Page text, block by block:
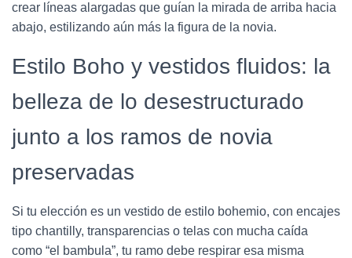
crear líneas alargadas que guían la mirada de arriba hacia
abajo, estilizando aún más la figura de la novia.
Estilo Boho y vestidos fluidos: la
belleza de lo desestructurado
junto a los ramos de novia
preservadas
Si tu elección es un vestido de estilo bohemio, con encajes
tipo chantilly, transparencias o telas con mucha caída
como “el bambula”, tu ramo debe respirar esa misma